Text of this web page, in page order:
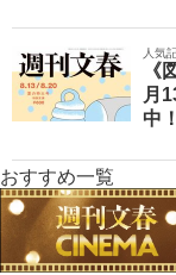
人気
《
月
中！
おすすめ一覧